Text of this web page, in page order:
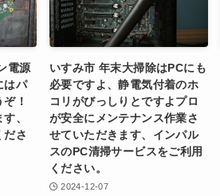
電源
はパ
！
、
ださ
いすみ市 年末大掃除はPCにも
必要ですよ、静電気付着のホ
コリがびっしりとですよプロ
が安全にメンテナンス作業さ
せていただきます、インパル
スのPC清掃サービスをご利用
ください。
2024-12-07